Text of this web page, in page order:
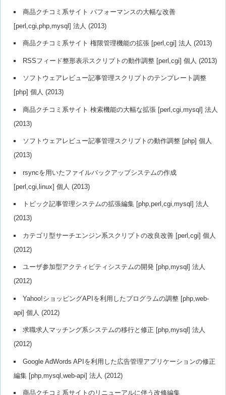
商品クチコミ系サイト パフォーマンスの大幅な改善
[perl,cgi,php,mysql] 法人 (2013)
商品クチコミ系サイト 権限管理機能の拡張 [perl,cgi] 法人 (2013)
RSSフィード整形表示スクリプトの動作調整 [perl,cgi] 個人 (2013)
ソフトウェアレビュー記事管理スクリプトのテンプレート調整
[php] 個人 (2013)
商品クチコミ系サイト 検索機能の大幅な拡張 [perl,cgi,mysql] 法人
(2013)
ソフトウェアレビュー記事管理スクリプトの動作調整 [php] 個人
(2013)
rsyncを用いたファイルバックアップシステムの作成
[perl,cgi,linux] 個人 (2013)
トピック記事管理システムの拡張編集 [php,perl,cgi,mysql] 法人
(2013)
カテゴリ型サーチエンジン系スクリプトの改良改善 [perl,cgi] 個人
(2012)
ユーザ参加型アクティビティシステムの開発 [php,mysql] 法人
(2012)
Yahoo!ショッピングAPIを利用したプログラムの調整 [php,web-
api] 個人 (2012)
求職求人マッチング系システムの移行と修正 [php,mysql] 法人
(2012)
Google AdWords APIを利用した広告管理アプリケーションの修正
編集 [php,mysql,web-api] 法人 (2012)
商品クチコミ系サイトのリニューアルに伴う改修編集